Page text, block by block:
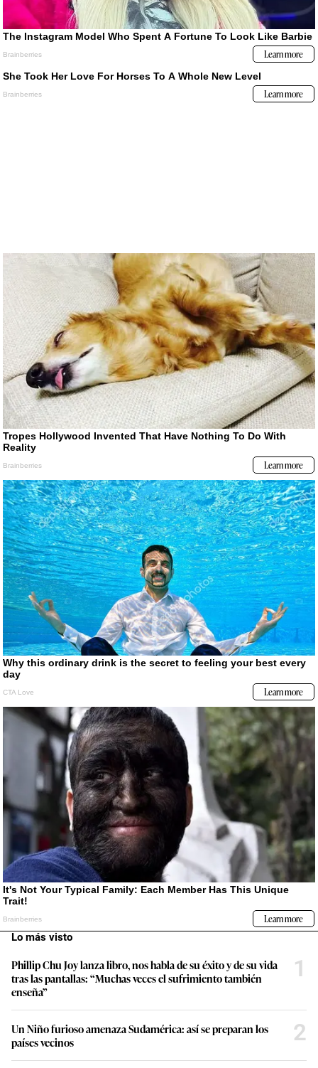
Lo más visto
Phillip Chu Joy lanza libro, nos habla de su éxito y de su vida
tras las pantallas: “Muchas veces el sufrimiento también
enseña”
1
Un Niño furioso amenaza Sudamérica: así se preparan los
países vecinos
2